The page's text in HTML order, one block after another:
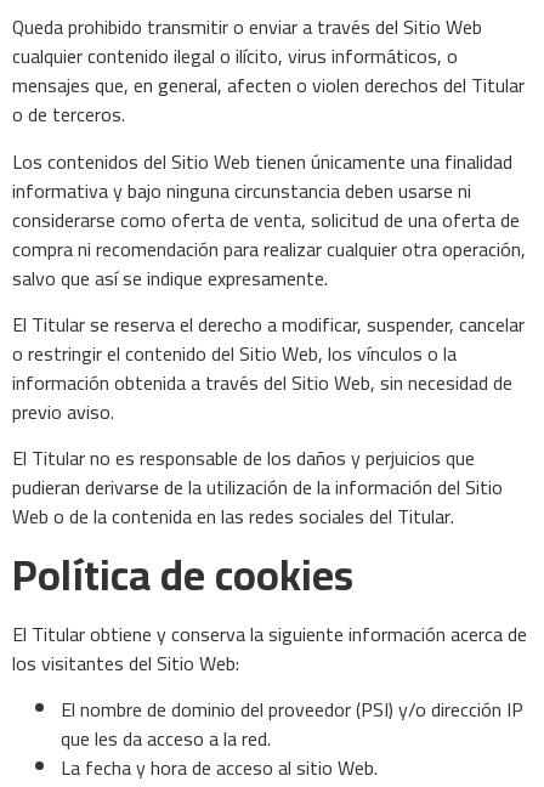
Queda prohibido transmitir o enviar a través del Sitio Web
cualquier contenido ilegal o ilícito, virus informáticos, o
mensajes que, en general, afecten o violen derechos del Titular
o de terceros.
Los contenidos del Sitio Web tienen únicamente una finalidad
informativa y bajo ninguna circunstancia deben usarse ni
considerarse como oferta de venta, solicitud de una oferta de
compra ni recomendación para realizar cualquier otra operación,
salvo que así se indique expresamente.
El Titular se reserva el derecho a modificar, suspender, cancelar
o restringir el contenido del Sitio Web, los vínculos o la
información obtenida a través del Sitio Web, sin necesidad de
previo aviso.
El Titular no es responsable de los daños y perjuicios que
pudieran derivarse de la utilización de la información del Sitio
Web o de la contenida en las redes sociales del Titular.
Política de cookies
El Titular obtiene y conserva la siguiente información acerca de
los visitantes del Sitio Web:
El nombre de dominio del proveedor (PSI) y/o dirección IP
que les da acceso a la red.
La fecha y hora de acceso al sitio Web.